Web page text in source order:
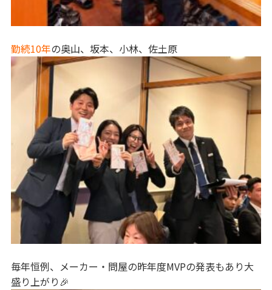
勤続10年の奥山、坂本、小林、佐土原
毎年恒例、メーカー・問屋の昨年度MVPの発表もあり大
盛り上がり🎉